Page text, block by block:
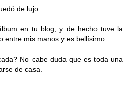
de lujo.
en tu blog, y de hecho tuve la
entre mis manos y es bellísimo.
No cabe duda que es toda una
de casa.